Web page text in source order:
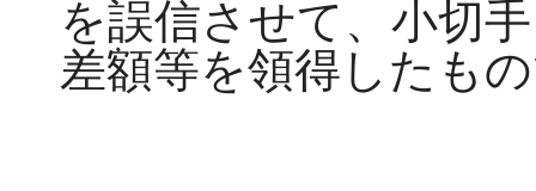
を誤信させて、小切
差額等を領得したも